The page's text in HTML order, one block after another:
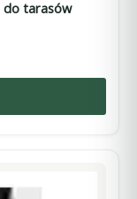
do tarasów